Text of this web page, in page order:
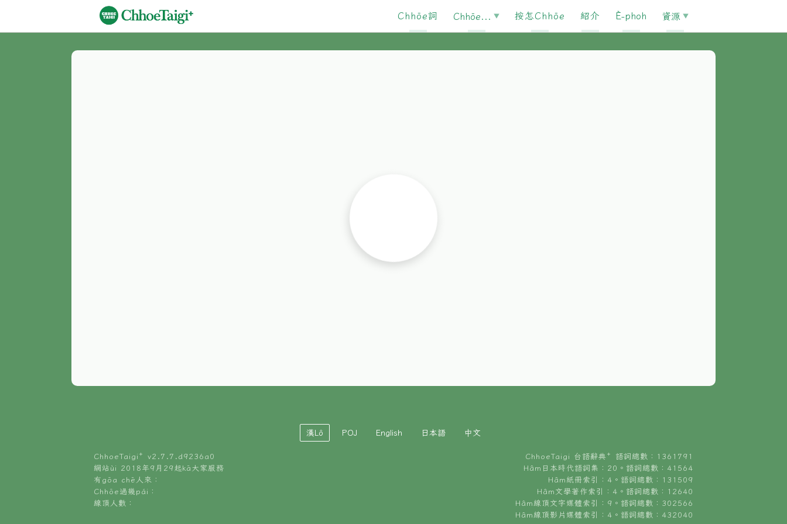
Chhōe詞 Chhōe... 按怎Chhōe 紹介 È-phoh 資源
漢Lô POJ English 日本語 中文
ChhoeTaigi⁺ v2.7.7.d9236a0
網站ùi 2018年9月29起kā大家服務
有gōa chē人來：
Chhōe過幾pái：
線頂人數：
ChhoeTaigi 台語辭典⁺ 語詞總數：1361791
Hâm日本時代語詞集：20。語詞總數：41564
Hâm紙冊索引：4。語詞總數：131509
Hâm文學著作索引：4。語詞總數：12640
Hâm線頂文字媒體索引：9。語詞總數：302566
Hâm線頂影片媒體索引：4。語詞總數：432040